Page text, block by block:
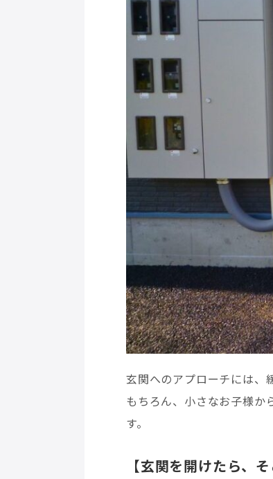
玄関へのアプローチには、
もちろん、小さなお子様か
す。
【玄関を開けたら、